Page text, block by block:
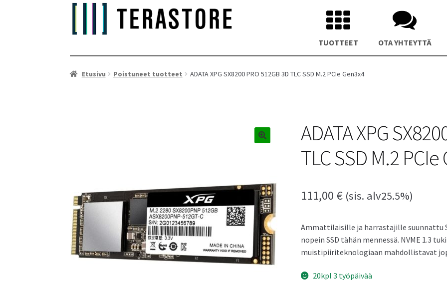
OTA YHTEYTTÄ
TUOTTEET
Asus NUC 15 Pro Plus Mini PC
Asus NUC 15 Pro Mini PC
Asus NUC 14 Pro Plus Mini
Asus NUC 14 Pro Mini PC
Etusivu Poistuneet tuotteet ADATA XPG SX8200 PRO 512GB 3D TLC SSD M.2 PCIe Gen3x4
ADATA XPG
TLC SSD M.2
111,00 €(sis. alv25.5%)
Ammattilaisille ja harrastajille suunnattu
nopein SSD tähän mennessä. NVME 1.3
muistipiiriteknologiaan mahdollistavat
20kpl 3 työpäivää